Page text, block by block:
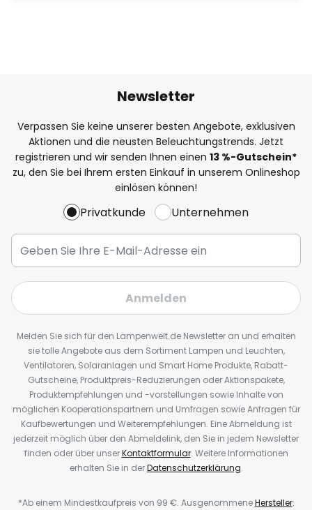
Newsletter
Verpassen Sie keine unserer besten Angebote, exklusiven
Aktionen und die neusten Beleuchtungstrends. Jetzt
registrieren und wir senden Ihnen einen 13 %-Gutschein*
zu, den Sie bei Ihrem ersten Einkauf in unserem Onlineshop
einlösen können!
Privatkunde Unternehmen
Anmelden
Melden Sie sich für den Lampenwelt.de Newsletter an und erhalten
sie tolle Angebote aus dem Sortiment Lampen und Leuchten,
Ventilatoren, Solaranlagen und Smart Home Produkte, Rabatt-
Gutscheine, Produktpreis-Reduzierungen oder Aktionspakete,
Produktempfehlungen und -vorstellungen sowie Inhalte von
möglichen Kooperationspartnern und Umfragen sowie Anfragen für
Kaufbewertungen und Weiterempfehlungen. Eine Abmeldung ist
jederzeit möglich über den Abmeldelink, den Sie in jedem Newsletter
finden oder über unserKontaktformular. Weitere Informationen
erhalten Sie in derDatenschutzerklärung.
*Ab einem Mindestkaufpreis von 99 €. AusgenommeneHersteller.